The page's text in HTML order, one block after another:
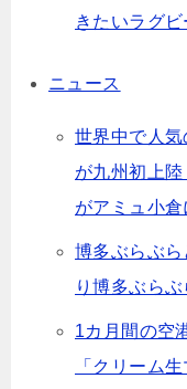
きたいラグ
ニュース
世界中で人気
が九州初上陸
がアミュ小
博多ぶらぶ
り博多ぶら
1カ月間の空
「クリーム